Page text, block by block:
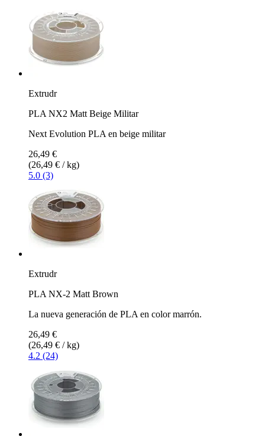
Extrudr
PLA NX2 Matt Beige Militar
Next Evolution PLA en beige militar
26,49 €
(26,49 € / kg)
5.0 (3)
Extrudr
PLA NX-2 Matt Brown
La nueva generación de PLA en color marrón.
26,49 €
(26,49 € / kg)
4.2 (24)